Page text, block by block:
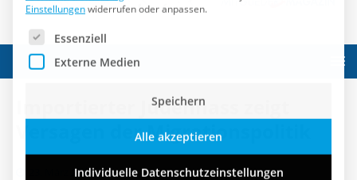
Importierter Judenhass zeigt
Versagen der Migrationspolitik
23. März 2022
Es folgt eine Liste der Service-Gruppen, für die eine
Externe Medien
Alle akzeptieren
Individuelle Datenschutzeinstellungen